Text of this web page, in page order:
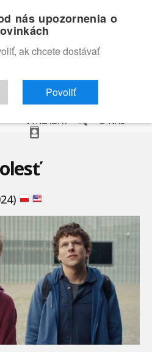
FILMOVÁ DATABÁZA
VYHĽADAŤ O NÁS
nás upozornenia o
ak chcete dostávať
Povoliť